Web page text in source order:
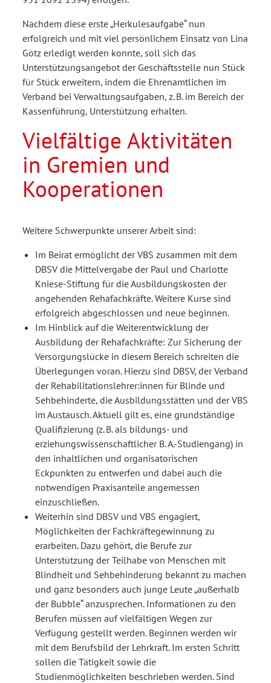
Nachdem diese erste „Herkulesaufgabe“ nun
erfolgreich und mit viel persönlichem Einsatz von Lina
Götz erledigt werden konnte, soll sich das
Unterstützungsangebot der Geschäftsstelle nun Stück
für Stück erweitern, indem die Ehrenamtlichen im
Verband bei Verwaltungsaufgaben, z. B. im Bereich der
Kassenführung, Unterstützung erhalten.
Vielfältige Aktivitäten
in Gremien und
Kooperationen
Weitere Schwerpunkte unserer Arbeit sind:
Im Beirat ermöglicht der VBS zusammen mit dem
DBSV die Mittelvergabe der Paul und Charlotte
Kniese-Stiftung für die Ausbildungskosten der
angehenden Rehafachkräfte. Weitere Kurse sind
erfolgreich abgeschlossen und neue beginnen.
Im Hinblick auf die Weiterentwicklung der
Ausbildung der Rehafachkräfte: Zur Sicherung der
Versorgungslücke in diesem Bereich schreiten die
Überlegungen voran. Hierzu sind DBSV, der Verband
der Rehabilitationslehrer:innen für Blinde und
Sehbehinderte, die Ausbildungsstätten und der VBS
im Austausch. Aktuell gilt es, eine grundständige
Qualifizierung (z. B. als bildungs- und
erziehungswissenschaftlicher B. A.-Studiengang) in
den inhaltlichen und organisatorischen
Eckpunkten zu entwerfen und dabei auch die
notwendigen Praxis­anteile angemessen
einzuschließen.
Weiterhin sind DBSV und VBS engagiert,
Möglichkeiten der Fachkräftegewinnung zu
erarbeiten. Dazu gehört, die Berufe zur
Unterstützung der Teilhabe von Menschen mit
Blindheit und Sehbehinderung bekannt zu machen
und ganz besonders auch junge Leute „außerhalb
der Bubble“ anzusprechen. Informationen zu den
Berufen müssen auf vielfältigen Wegen zur
Verfügung gestellt werden. Beginnen werden wir
mit dem Berufsbild der Lehrkraft. Im ersten Schritt
sollen die Tätigkeit sowie die
Studienmöglichkeiten beschrieben werden. Sind